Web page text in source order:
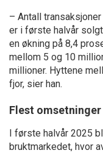
– Antall
er i første halvår
en økning på 8,4
mellom 5 og 10
millioner. Hyttene
fjor, sier han.
Flest
I første halvår 2025
bruktmarkedet, hvor